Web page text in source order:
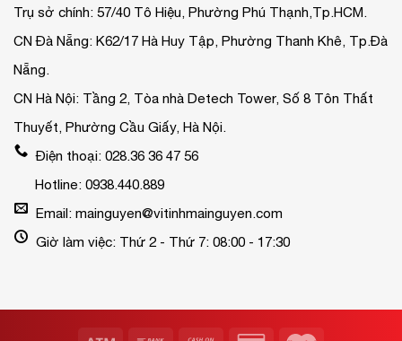
Trụ sở chính: 57/40 Tô Hiệu, Phường Phú Thạnh,Tp.HCM.
CN Đà Nẵng: K62/17 Hà Huy Tập, Phường Thanh Khê, Tp.Đà
Nẵng.
CN Hà Nội: Tầng 2, Tòa nhà Detech Tower, Số 8 Tôn Thất
Thuyết, Phường Cầu Giấy, Hà Nội.
Điện thoại: 028.36 36 47 56
Hotline: 0938.440.889
Email: mainguyen@vitinhmainguyen.com
Giờ làm việc: Thứ 2 - Thứ 7: 08:00 - 17:30